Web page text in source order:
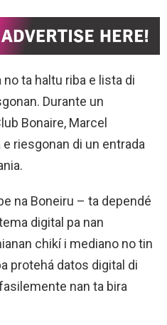
ta haltu riba e lista di
Durante un
Bonaire, Marcel
riesgonan di un entrada
na Boneiru – ta dependé
digital pa nan
chikí i mediano no tin
protehá datos digital di
nan ta bira